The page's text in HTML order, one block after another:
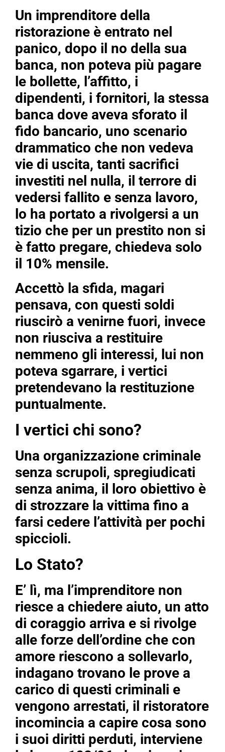
Un imprenditore della
ristorazione è entrato nel
panico, dopo il no della sua
banca, non poteva più pagare
le bollette, l’affitto, i
dipendenti, i fornitori, la stessa
banca dove aveva sforato il
fido bancario, uno scenario
drammatico che non vedeva
vie di uscita, tanti sacrifici
investiti nel nulla, il terrore di
vedersi fallito e senza lavoro,
lo ha portato a rivolgersi a un
tizio che per un prestito non si
è fatto pregare, chiedeva solo
il 10% mensile.
Accettò la sfida, magari
pensava, con questi soldi
riuscirò a venirne fuori, invece
non riusciva a restituire
nemmeno gli interessi, lui non
poteva sgarrare, i vertici
pretendevano la restituzione
puntualmente.
I vertici chi sono?
Una organizzazione criminale
senza scrupoli, spregiudicati
senza anima, il loro obiettivo è
di strozzare la vittima fino a
farsi cedere l’attività per pochi
spiccioli.
Lo Stato?
E’ lì, ma l’imprenditore non
riesce a chiedere aiuto, un atto
di coraggio arriva e si rivolge
alle forze dell’ordine che con
amore riescono a sollevarlo,
indagano trovano le prove a
carico di questi criminali e
vengono arrestati, il ristoratore
incomincia a capire cosa sono
i suoi diritti perduti, interviene